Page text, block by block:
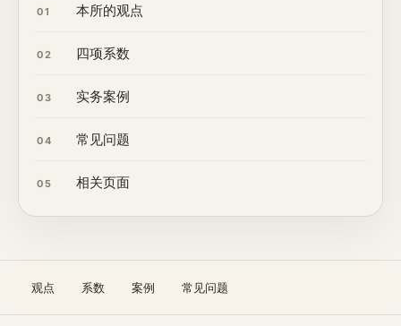
01 本所的观点
02 四项系数
03 实务案例
04 常见问题
05 相关页面
观点 系数 案例 常见问题